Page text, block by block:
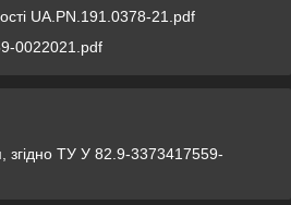
UA.PN.191.0378-21.pdf
0022021.pdf
згідно ТУ У 82.9-3373417559-